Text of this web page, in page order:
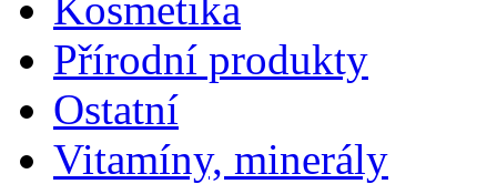
Kosmetika
Přírodní produkty
Ostatní
Vitamíny, minerály